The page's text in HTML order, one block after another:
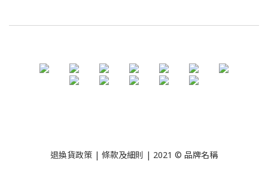
退換貨政策 | 條款及細則 | 2021 © 品牌名稱